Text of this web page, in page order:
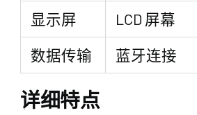
显示屏
LCD 屏幕
数据传输
蓝牙连接
详细特点